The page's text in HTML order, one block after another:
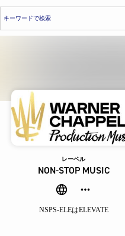
レーベル
NON-STOP MUSIC
NSPS-ELEはELEVATE